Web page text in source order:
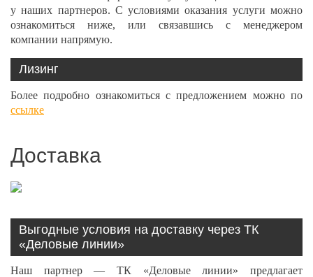
у наших партнеров. С условиями оказания услуги можно
ознакомиться ниже, или связавшись с менеджером
компании напрямую.
Лизинг
Более подробно ознакомиться с предложением можно по
ссылке
Доставка
Выгодные условия на доставку через ТК
«Деловые линии»
Наш партнер — ТК «Деловые линии» предлагает